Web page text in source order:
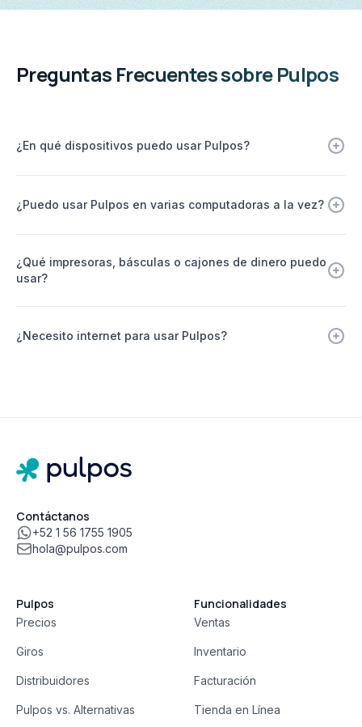
Preguntas Frecuentes sobre Pulpos
¿En qué dispositivos puedo usar Pulpos?
¿Puedo usar Pulpos en varias computadoras a la vez?
¿Qué impresoras, básculas o cajones de dinero puedo
usar?
¿Necesito internet para usar Pulpos?
Contáctanos
+52 1 56 1755 1905
hola@pulpos.com
Pulpos
Precios
Giros
Distribuidores
Pulpos vs. Alternativas
Funcionalidades
Ventas
Inventario
Facturación
Tienda en Línea